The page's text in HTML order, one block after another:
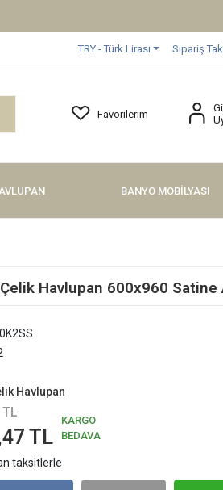
TRY - Türk Lirası Sipariş
Favorilerim
BANYO MOBİLYASI
Havlupan 600x960 Satine
Havlupan
TL
TL
KARGO
BEDAVA
taksitlerle